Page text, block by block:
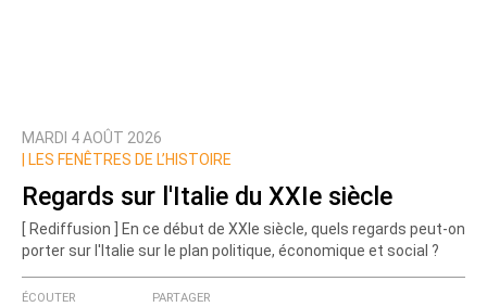
MARDI 4 AOÛT 2026
LES FENÊTRES DE L’HISTOIRE
Regards sur l'Italie du XXIe siècle
[ Rediffusion ] En ce début de XXIe siècle, quels regards peut-on
porter sur l'Italie sur le plan politique, économique et social ?
ÉCOUTER PARTAGER